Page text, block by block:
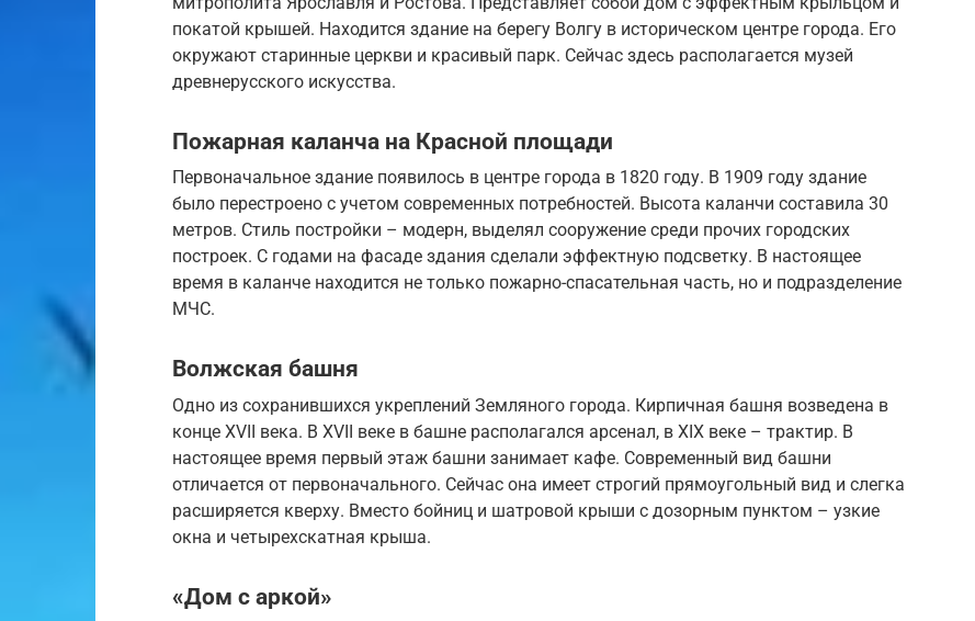
покатой крышей. Находится здание на берегу Волгу в историческом центре города. Его
окружают старинные церкви и красивый парк. Сейчас здесь располагается музей
древнерусского искусства.
Пожарная каланча на Красной площади
Первоначальное здание появилось в центре города в 1820 году. В 1909 году здание
было перестроено с учетом современных потребностей. Высота каланчи составила 30
метров. Стиль постройки – модерн, выделял сооружение среди прочих городских
построек. С годами на фасаде здания сделали эффектную подсветку. В настоящее
время в каланче находится не только пожарно-спасательная часть, но и подразделение
МЧС.
Волжская башня
Одно из сохранившихся укреплений Земляного города. Кирпичная башня возведена в
конце XVII века. В XVII веке в башне располагался арсенал, в XIX веке – трактир. В
настоящее время первый этаж башни занимает кафе. Современный вид башни
отличается от первоначального. Сейчас она имеет строгий прямоугольный вид и слегка
расширяется кверху. Вместо бойниц и шатровой крыши с дозорным пунктом – узкие
окна и четырехскатная крыша.
«Дом с аркой»